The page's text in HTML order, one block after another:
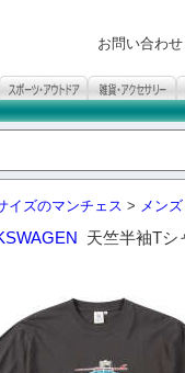
お問い合わ
イズのマンチェス > メンズ
天竺半袖Tシ